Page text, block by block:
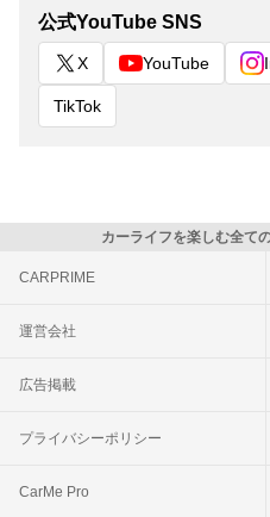
公式YouTube SNS
X YouTube
TikTok
カーライフを楽しむ全て
CARPRIME
運営会社
広告掲載
プライバシーポリシー
CarMe Pro